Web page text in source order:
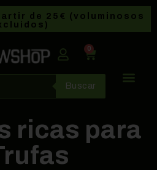
de 25€ (voluminosos
0
Buscar
ricas para